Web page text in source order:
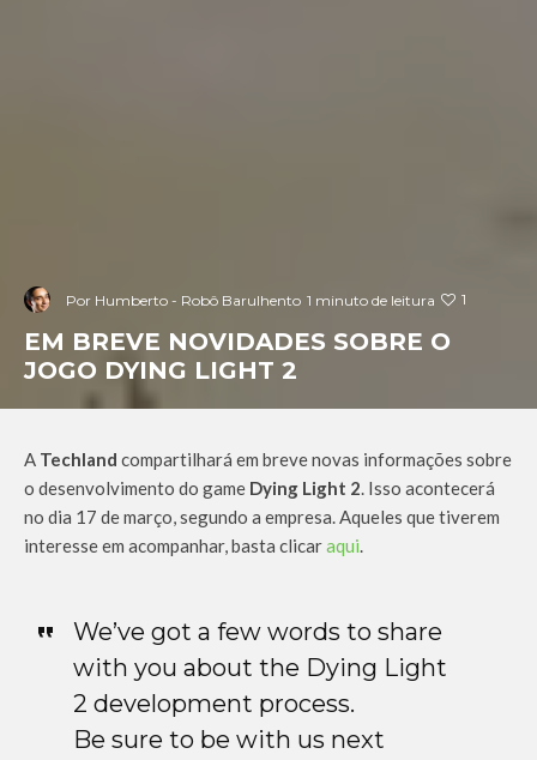
Por Humberto - Robô Barulhento 1 minuto de leitura 1
EM BREVE NOVIDADES SOBRE O
JOGO DYING LIGHT 2
A Techland compartilhará em breve novas informações sobre
o desenvolvimento do game Dying Light 2. Isso acontecerá
no dia 17 de março, segundo a empresa. Aqueles que tiverem
interesse em acompanhar, basta clicaraqui.
We’ve got a few words to share
with you about the Dying Light
2 development process.
Be sure to be with us next